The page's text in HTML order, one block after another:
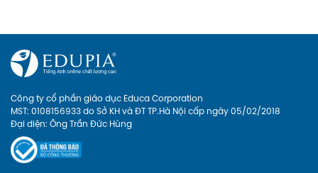
cho con hứng thú với việc học
ngoại ngữ. Hãy xem Edupia sẽ
mang đến cho con những điều
thú vị gì nhé
Công ty cổ phần giáo dục Educa Corporation
MST: 0108156933 do Sở KH và ĐT TP.Hà Nội cấp ngày 05/02/2018
Đại diện: Ông Trần Đức Hùng